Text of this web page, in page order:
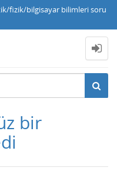
fizik/bilgisayar bilimleri soru
bir